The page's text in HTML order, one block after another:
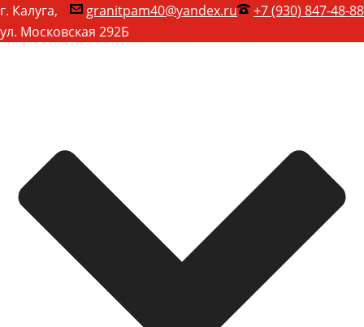
+7 (930) 847-48-88
granitpam40@yandex.ru
г. Калуга,
ул. Московская 292Б